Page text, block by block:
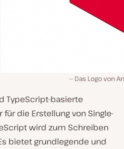
Das Logo von
TypeScript-basierte
die Erstellung von Single-
wird zum Schreiben
bietet grundlegende und